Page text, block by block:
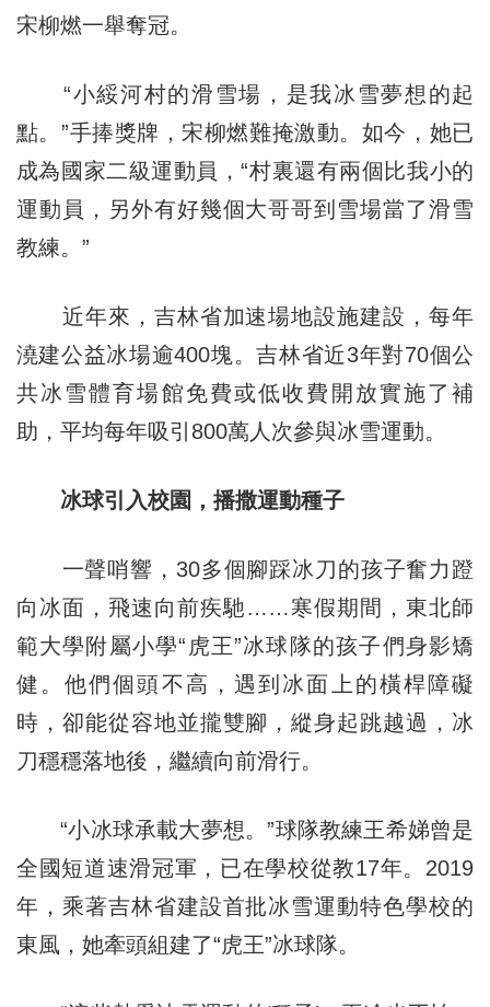
宋柳燃一舉奪冠。
“小綏河村的滑雪場，是我冰雪夢想的起
點。”手捧獎牌，宋柳燃難掩激動。如今，她已
成為國家二級運動員，“村裏還有兩個比我小的
運動員，另外有好幾個大哥哥到雪場當了滑雪
教練。”
近年來，吉林省加速場地設施建設，每年
澆建公益冰場逾400塊。吉林省近3年對70個公
共冰雪體育場館免費或低收費開放實施了補
助，平均每年吸引800萬人次參與冰雪運動。
冰球引入校園，播撒運動種子
一聲哨響，30多個腳踩冰刀的孩子奮力蹬
向冰面，飛速向前疾馳……寒假期間，東北師
範大學附屬小學“虎王”冰球隊的孩子們身影矯
健。他們個頭不高，遇到冰面上的橫桿障礙
時，卻能從容地並攏雙腳，縱身起跳越過，冰
刀穩穩落地後，繼續向前滑行。
“小冰球承載大夢想。”球隊教練王希娣曾是
全國短道速滑冠軍，已在學校從教17年。2019
年，乘著吉林省建設首批冰雪運動特色學校的
東風，她牽頭組建了“虎王”冰球隊。